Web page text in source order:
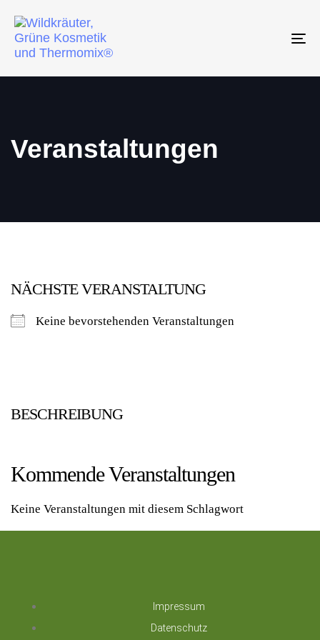
Veranstaltungen
NÄCHSTE VERANSTALTUNG
Keine bevorstehenden Veranstaltungen
BESCHREIBUNG
Kommende Veranstaltungen
Keine Veranstaltungen mit diesem Schlagwort
Impressum
Datenschutz